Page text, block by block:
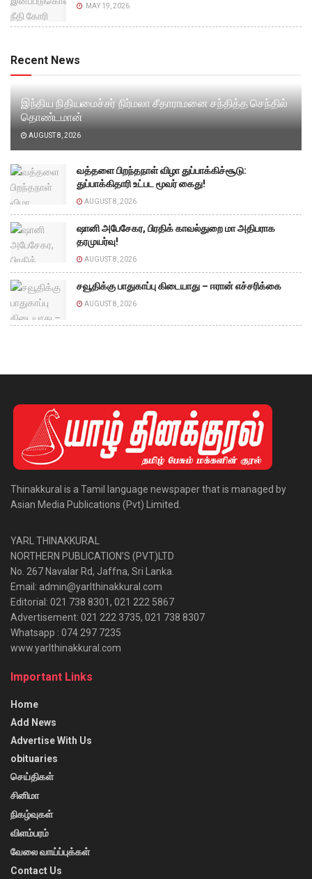
MAY 19, 2026
Recent News
இந்திய நிதியமைச்சர் நிர்மலா சீதாராமனை சந்தித்த செந்தில்
தொண்டமான்
AUGUST 8, 2026
வத்தளை பிறந்தநாள் விழா துப்பாக்கிச்சூடு:
துப்பாக்கிதாரி உட்பட மூவர் கைது!
AUGUST 8, 2026
ஷானி அபேசேகர, பிரதிக் காவல்துறை மா அதிபராக
தரமுயர்வு!
AUGUST 8, 2026
சவூதிக்கு பாதுகாப்பு கிடையாது – ஈரான் எச்சரிக்கை
AUGUST 8, 2026
Thinakkural is a Tamil language newspaper that is managed by
Asian Media Publications (Pvt) Limited.
YARL THINAKKURAL
NORTHERN PUBLICATION’S (PVT)LTD
No. 267 Navalar Rd, Jaffna, Sri Lanka.
Email: admin@yarlthinakkural.com
Editorial: 021 738 8301, 021 222 5867
Advertisement: 021 222 3735, 021 738 8307
Whatsapp : 074 297 7235
www.yarlthinakkural.com
Important Links
Home
Add News
Advertise With Us
obituaries
செய்திகள்
சினிமா
நிகழ்வுகள்
விளம்பரம்
வேலை வாய்ப்புக்கள்
Contact Us